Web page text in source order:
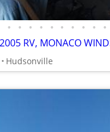
• • • • • • • • • •
Hudsonville